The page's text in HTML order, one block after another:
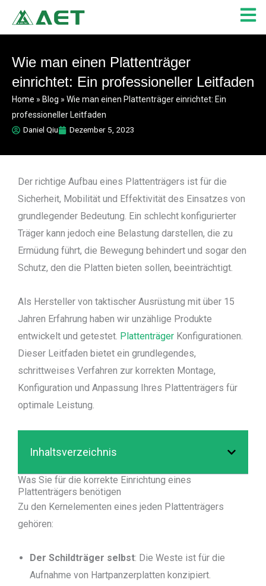
Inhalt
springen
Wie man einen Plattenträger
einrichtet: Ein professioneller Leitfaden
Home » Blog » Wie man einen Plattenträger einrichtet: Ein
professioneller Leitfaden
Daniel Qiu
Dezember 5, 2023
Der richtige Aufbau eines Plattenträgers ist für die
Sicherheit, Mobilität und Effektivität des Einsatzes von
grundlegender Bedeutung. Ein schlecht konfigurierter
Träger kann jedoch eine Belastung darstellen, die zu
Ermüdung führt, die Bewegung behindert und sogar den
Schutz, den die Platten bieten sollen, beeinträchtigt.
Als Hersteller von taktischer Ausrüstung mit über 15
Jahren Erfahrung haben wir unzählige Produkte
entwickelt und getestet. Plattenträger Konfigurationen.
Dieser Leitfaden bietet ein grundlegendes,
schrittweises Verfahren zur korrekten Montage,
Konfiguration und Anpassung Ihres Plattenträgers für
optimale Leistung.
Inhaltsverzeichnis
Was Sie für die korrekte Einrichtung eines
Plattenträgers benötigen
Zu den Kernelementen eines jeden Plattenträgers
gehören:
Der Schildträger selbst: Die Weste ist für die
Aufnahme von Hartpanzerplatten konzipiert.